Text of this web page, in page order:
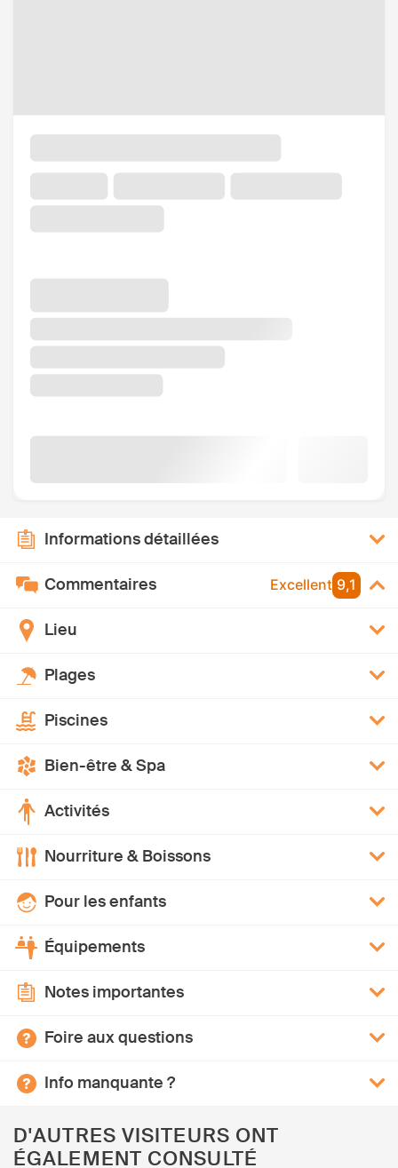
Informations détaillées
Commentaires Excellent 9,1
Lieu
Plages
Piscines
Bien-être & Spa
Activités
Nourriture & Boissons
Pour les enfants
Équipements
Notes importantes
Foire aux questions
Info manquante ?
D'AUTRES VISITEURS ONT
ÉGALEMENT CONSULTÉ